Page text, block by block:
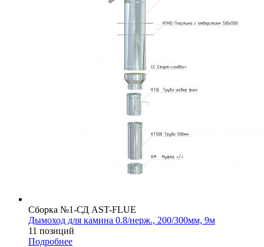
Сборка №1-СД AST-FLUE
Дымоход для камина 0.8/нерж., 200/300мм, 9м
11 позиций
Подробнее